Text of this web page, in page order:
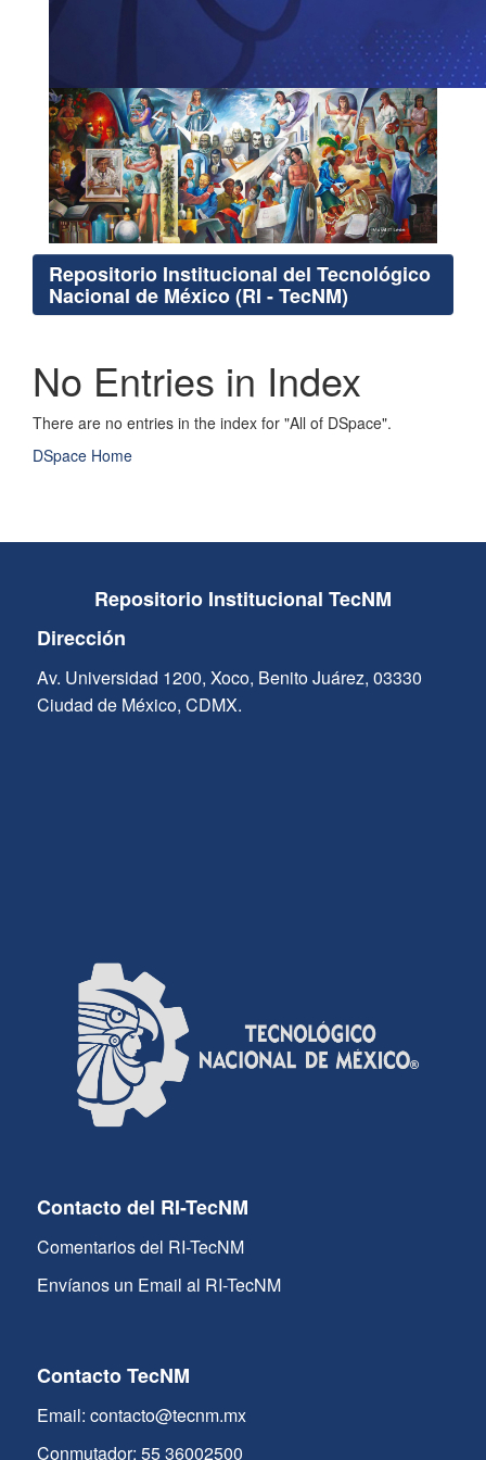
Repositorio Institucional del Tecnológico
Nacional de México (RI - TecNM)
No Entries in Index
There are no entries in the index for "All of DSpace".
DSpace Home
Repositorio Institucional TecNM
Dirección
Av. Universidad 1200, Xoco, Benito Juárez, 03330
Ciudad de México, CDMX.
Contacto del RI-TecNM
Comentarios del RI-TecNM
Envíanos un Email al RI-TecNM
Contacto TecNM
Email: contacto@tecnm.mx
Conmutador: 55 36002500